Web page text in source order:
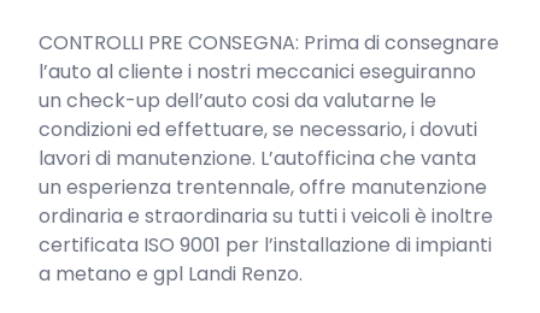
CONTROLLI PRE CONSEGNA: Prima di consegnare
l’auto al cliente i nostri meccanici eseguiranno
un check-up dell’auto cosi da valutarne le
condizioni ed effettuare, se necessario, i dovuti
lavori di manutenzione. L’autofficina che vanta
un esperienza trentennale, offre manutenzione
ordinaria e straordinaria su tutti i veicoli è inoltre
certificata ISO 9001 per l’installazione di impianti
a metano e gpl Landi Renzo.